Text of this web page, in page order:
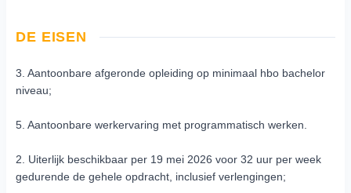
DE EISEN
3. Aantoonbare afgeronde opleiding op minimaal hbo bachelor
niveau;
5. Aantoonbare werkervaring met programmatisch werken.
2. Uiterlijk beschikbaar per 19 mei 2026 voor 32 uur per week
gedurende de gehele opdracht, inclusief verlengingen;